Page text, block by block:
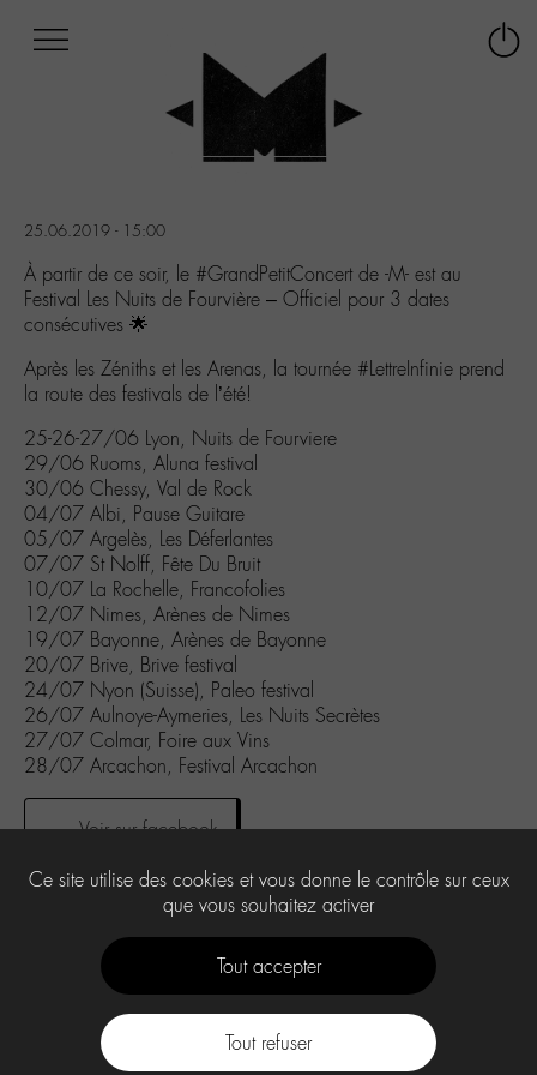
Aller
au
contenu
Aller
à
recherche
25.06.2019 - 15:00
À partir de ce soir, le #GrandPetitConcert de -M- est au
Festival Les Nuits de Fourvière – Officiel pour 3 dates
consécutives 🌟
Après les Zéniths et les Arenas, la tournée #LettreInfinie prend
la route des festivals de l’été!
25-26-27/06 Lyon, Nuits de Fourviere
29/06 Ruoms, Aluna festival
30/06 Chessy, Val de Rock
04/07 Albi, Pause Guitare
05/07 Argelès, Les Déferlantes
07/07 St Nolff, Fête Du Bruit
10/07 La Rochelle, Francofolies
12/07 Nimes, Arènes de Nimes
19/07 Bayonne, Arènes de Bayonne
20/07 Brive, Brive festival
24/07 Nyon (Suisse), Paleo festival
26/07 Aulnoye-Aymeries, Les Nuits Secrètes
27/07 Colmar, Foire aux Vins
28/07 Arcachon, Festival Arcachon
Voir sur facebook
Ce site utilise des cookies et vous donne le contrôle sur ceux
que vous souhaitez activer
Tout accepter
Tout refuser